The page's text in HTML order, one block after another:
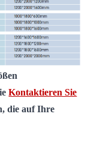
Kontaktieren Sie
die auf Ihre